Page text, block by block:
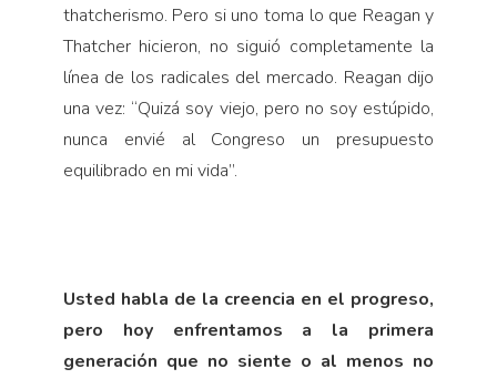
thatcherismo. Pero si uno toma lo que Reagan y
Thatcher hicieron, no siguió completamente la
línea de los radicales del mercado. Reagan dijo
una vez: “Quizá soy viejo, pero no soy estúpido,
nunca envié al Congreso un presupuesto
equilibrado en mi vida”.
Usted habla de la creencia en el progreso,
pero hoy enfrentamos a la primera
generación que no siente o al menos no